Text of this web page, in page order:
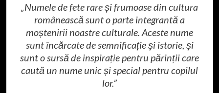
„Numele de fete rare și frumoase din cultura
românească sunt o parte integrantă a
moștenirii noastre culturale. Aceste nume
sunt încărcate de semnificație și istorie, și
sunt o sursă de inspirație pentru părinții care
caută un nume unic și special pentru copilul
lor.”